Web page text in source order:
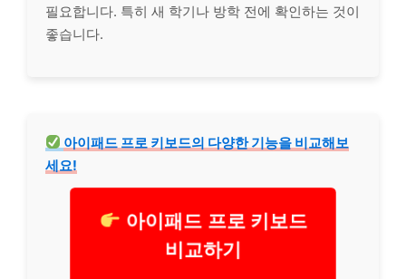
필요합니다. 특히 새 학기나 방학 전에 확인하는 것이
좋습니다.
아이패드 프로 키보드의 다양한 기능을 비교해보
세요!
아이패드 프로 키보드
비교하기